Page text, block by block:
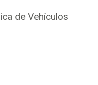
de Vehículos